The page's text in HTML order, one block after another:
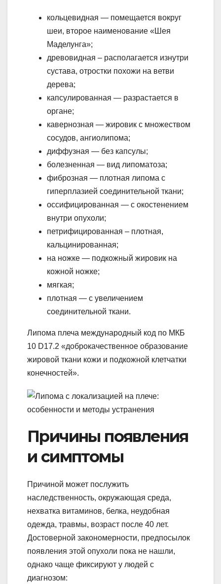
кольцевидная — помещается вокруг
шеи, второе наименование «Шея
Маделунга»;
древовидная – располагается изнутри
сустава, отростки похожи на ветви
дерева;
капсулированная — разрастается в
органе;
кавернозная — жировик с множеством
сосудов, ангиолипома;
диффузная — без капсулы;
болезненная — вид липоматоза;
фиброзная — плотная липома с
гиперплазией соединительной ткани;
оссифицированная — с окостенением
внутри опухоли;
петрифицированная – плотная,
кальцинированная;
на ножке — подкожный жировик на
кожной ножке;
мягкая;
плотная — с увеличением
соединительной ткани.
Липома плеча международный код по МКБ
10 D17.2 «доброкачественное образование
жировой ткани кожи и подкожной клетчатки
конечностей».
Причины появления
и симптомы
Причиной может послужить
наследственность, окружающая среда,
нехватка витаминов, белка, неудобная
одежда, травмы, возраст после 40 лет.
Достоверной закономерности, предпосылок
появления этой опухоли пока не нашли,
однако чаще фиксируют у людей с
диагнозом: